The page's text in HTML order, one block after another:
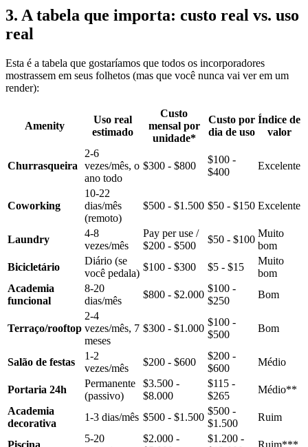
3. A tabela que importa: custo real vs. uso
real
Esta é a tabela que gostaríamos que todos os incorporadores
mostrassem em seus folhetos (mas que você nunca vai ver em um
render):
Amenity
Uso real
estimado
Custo
mensal por
unidade*
Custo por
dia de uso
Índice de
valor
Churrasqueira
2-6
vezes/mês, o
ano todo
$300 - $800
$100 -
$400
Excelente
Coworking
10-22
dias/mês
(remoto)
$500 - $1.500 $50 - $150 Excelente
Laundry
4-8
vezes/mês
Pay per use /
$200 - $500
$50 - $100
Muito
bom
Bicicletário
Diário (se
você pedala)
$100 - $300 $5 - $15
Muito
bom
Academia
funcional
8-20
dias/mês
$800 - $2.000
$100 -
$250
Bom
Terraço/rooftop
2-4
vezes/mês, 7
meses
$300 - $1.000
$100 -
$500
Bom
Salão de festas
1-2
vezes/mês
$200 - $600
$200 -
$600
Médio
Portaria 24h
Permanente
(passivo)
$3.500 -
$8.000
$115 -
$265
Médio**
Academia
decorativa
1-3 dias/mês $500 - $1.500
$500 -
$1.500
Ruim
Piscina
5-20
$2.000 -
$1.200 -
Ruim***